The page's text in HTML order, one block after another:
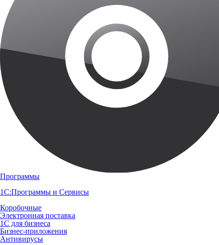
Программы
1С:Программы и Сервисы
Коробочные
Электронная поставка
1С для бизнеса
Бизнес-приложения
Антивирусы